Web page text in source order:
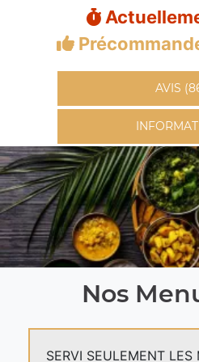
AVIS
Nos
SERVI SEULEMENT LES